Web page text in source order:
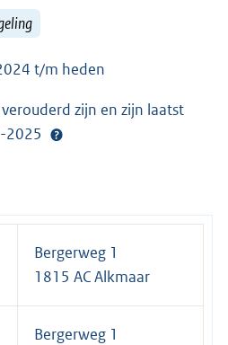
t/m heden
zijn en zijn laatst
2025
Bergerweg 1
1815 AC Alkmaar
Bergerweg 1